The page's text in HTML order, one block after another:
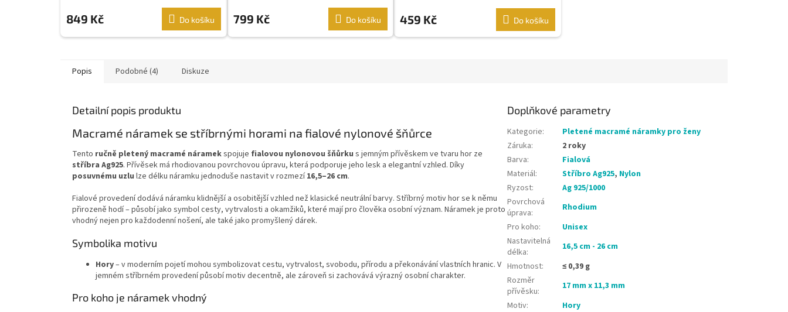
849 Kč Do košíku 799 Kč Do košíku 459 Kč Do košíku
Popis Podobné (4) Diskuze
Detailní popis produktu
Macramé náramek se stříbrnými horami na fialové nylonové šňůrce
Tento ručně pletený macramé náramekspojuje fialovou nylonovou šňůrku s jemným přívěskem ve tvaru hor ze
stříbra Ag925. Přívěsek má rhodiovanou povrchovou úpravu, která podporuje jeho lesk a elegantní vzhled. Díky
posuvnému uzlu lze délku náramku jednoduše nastavit v rozmezí16,5–26 cm.
Fialové provedení dodává náramku klidnější a osobitější vzhled než klasické neutrální barvy. Stříbrný motiv hor se k němu
přirozeně hodí – působí jako symbol cesty, vytrvalosti a okamžiků, které mají pro člověka osobní význam. Náramek je proto
vhodný nejen pro každodenní nošení, ale také jako promyšlený dárek.
Symbolika motivu
Hory– v moderním pojetí mohou symbolizovat cestu, vytrvalost, svobodu, přírodu a překonávání vlastních hranic. V
jemném stříbrném provedení působí motiv decentně, ale zároveň si zachovává výrazný osobní charakter.
Pro koho je náramek vhodný
Doplňkové parametry
Kategorie:
Pletené macramé náramky pro ženy
Záruka:
2 roky
Barva:
Fialová
Materiál: Stříbro Ag925, Nylon
Ryzost:
Ag 925/1000
Povrchová
úprava:
Rhodium
Pro koho:
Unisex
Nastavitelná
délka:
16,5 cm - 26 cm
Hmotnost:
≤ 0,39 g
Rozměr
přívěsku:
17 mm x 11,3 mm
Motiv:
Hory